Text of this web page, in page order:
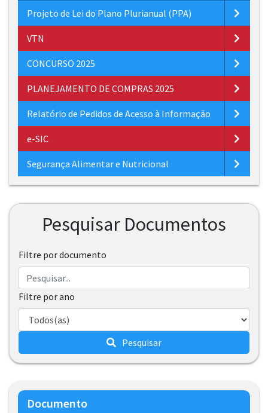
Projeto de Lei do Plano Plurianual (PPA)
VTN
CONCURSO 2025
PLANEJAMENTO DE COMPRAS 2025
Relatório de Pedidos de Acesso à Informação
e-SIC
Segurança Alimentar e Nutricional
Pesquisar Documentos
Filtre por documento
Filtre por ano
Pesquisar
Documento